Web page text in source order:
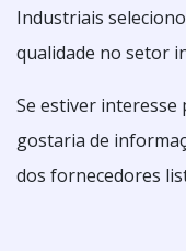
Industriais
qualidade no setor
Se estiver interesse
gostaria de
dos fornecedores